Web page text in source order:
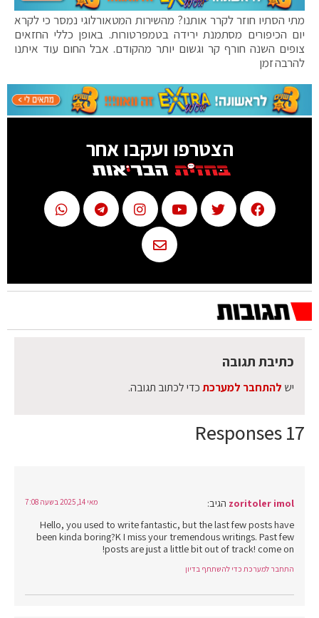
מתי הסתיו חוזר לקרר אותנו? מהשירות המטאורלוגי נמסר כי לקרא
יום הכיפורים מסתמנת ירידה בטמפרטורות. באופן כללי החזאים
צופים השנה חורף קר וגשום יותר מהקודם. אבל החום עוד איתנו
להרבה זמן
הצטרפו ועקבו אחר
17 Responses
zoritoler imol הגיב: מאי 14, 2025 בשעה 7:08
Hello, you used to write fantastic, but the last few posts have
been kinda boring?K I miss your tremendous writings. Past few
posts are just a little bit out of track! come on!
התחבר למערכת כדי להשתתף בדיון
כתיבת תגובה
יש להתחבר למערכתכדי לכתוב תגובה.